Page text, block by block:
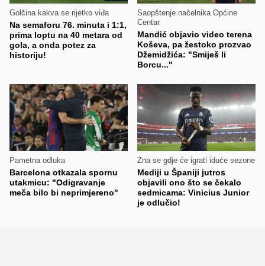
Golčina kakva se rijetko viđa
Na semaforu 76. minuta i 1:1,
prima loptu na 40 metara od
gola, a onda potez za
historiju!
Saopštenje načelnika Općine
Centar
Mandić objavio video terena
Koševa, pa žestoko prozvao
Džemidžića: "Smiješ li
Borcu..."
Pametna odluka
Barcelona otkazala spornu
utakmicu: "Odigravanje
meča bilo bi neprimjereno"
Zna se gdje će igrati iduće sezone
Mediji u Španiji jutros
objavili ono što se čekalo
sedmicama: Vinicius Junior
je odlučio!